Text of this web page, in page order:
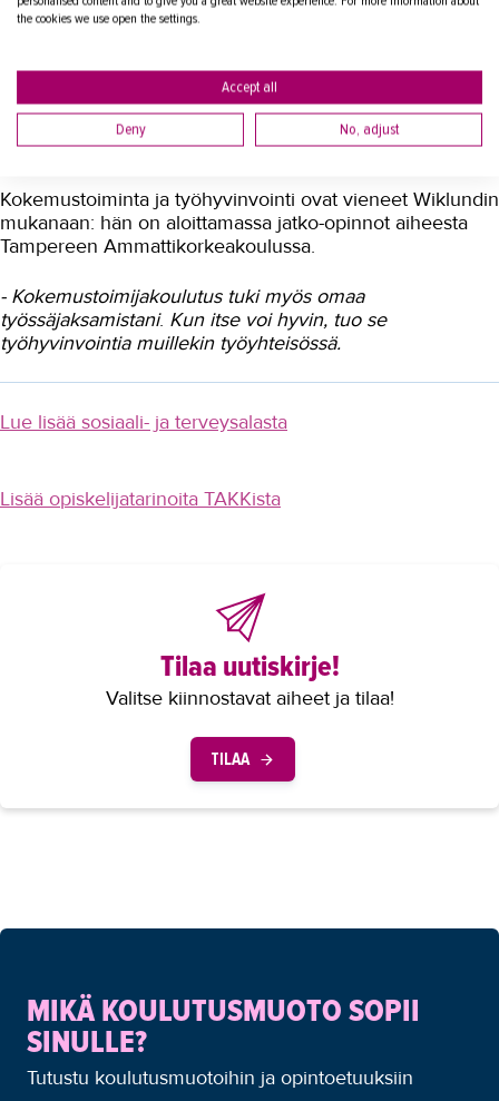
Studies in English
YRITYKSILLE
AJANKOHTAISTA
YHTEYSTIEDOT
Lindellinaloitteesta mallintamaan kokemustoimintaa
työpaikalla.
- Tulevaisuudessa olisi hienoa, jos kaupungille saataisiin
kokemustoimintaa koordinoiva henkilö. Asiallisesti
hoidettu koordinointi varmistaisi sen, että
kokemustoimijat eivät kuormittuisi liikaa, Wiklund miettii.
Kokemustoiminta ja työhyvinvointi ovat vieneet Wiklundin
mukanaan: hän on aloittamassa jatko-opinnot aiheesta
Tampereen Ammattikorkeakoulussa.
- Kokemustoimijakoulutus tuki myös omaa
työssäjaksamistani. Kun itse voi hyvin, tuo se
työhyvinvointia muillekin työyhteisössä.
Lue lisää sosiaali- ja terveysalasta
Lisää opiskelijatarinoita TAKKista
Tilaa uutiskirje!
Valitse kiinnostavat aiheet ja tilaa!
TILAA
MIKÄ KOULUTUSMUOTO SOPII
SINULLE?
Tutustu koulutusmuotoihin ja opintoetuuksiin
the cookies we use open the settings.
Accept all
Deny No, adjust